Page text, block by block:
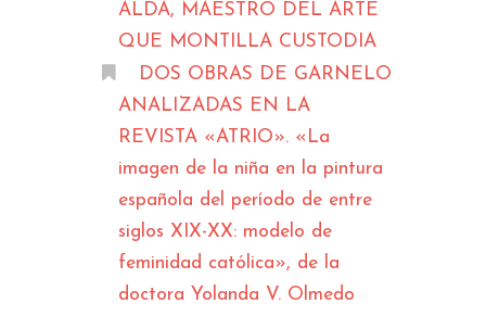
ALDA, MAESTRO DEL ARTE
QUE MONTILLA CUSTODIA
DOS OBRAS DE GARNELO
ANALIZADAS EN LA
REVISTA «ATRIO». «La
imagen de la niña en la pintura
española del período de entre
siglos XIX-XX: modelo de
feminidad católica», de la
doctora Yolanda V. Olmedo